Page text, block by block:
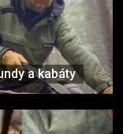
a kabáty